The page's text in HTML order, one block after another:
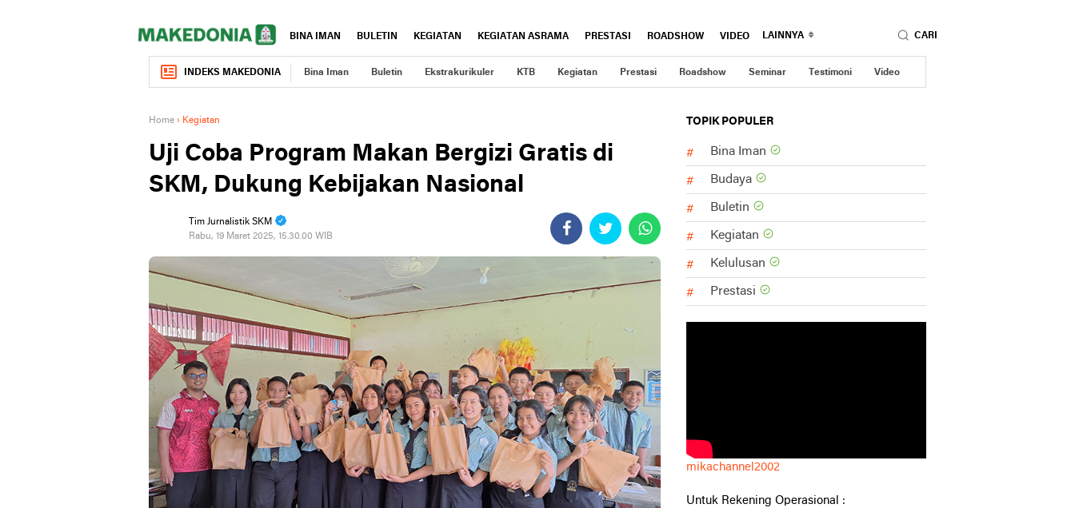
BINA IMAN BULETIN KEGIATAN KEGIATAN ASRAMA PRESTASI ROADSHOW VIDEO LAINNYA CARI
INDEKS MAKEDONIA Bina Iman Buletin Ekstrakurikuler KTB Kegiatan Prestasi Roadshow Seminar Testimoni Video
Home › Kegiatan
Uji Coba Program Makan Bergizi Gratis di
SKM, Dukung Kebijakan Nasional
Tim Jurnalistik SKM
Rabu, 19 Maret 2025, 15.30.00 WIB
TOPIK POPULER
Bina Iman
Budaya
Buletin
Kegiatan
Kelulusan
Prestasi
mikachannel2002
Untuk Rekening Operasional :